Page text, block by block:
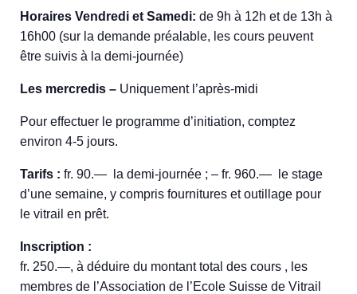
Horaires Vendredi et Samedi: de 9h à 12h et de 13h à
16h00 (sur la demande préalable, les cours peuvent
être suivis à la demi-journée)
Les mercredis – Uniquement l’après-midi
Pour effectuer le programme d’initiation, comptez
environ 4-5 jours.
Tarifs : fr. 90.— la demi-journée ; – fr. 960.— le stage
d’une semaine, y compris fournitures et outillage pour
le vitrail en prêt.
Inscription :
fr. 250.—, à déduire du montant total des cours , les
membres de l’Association de l’Ecole Suisse de Vitrail